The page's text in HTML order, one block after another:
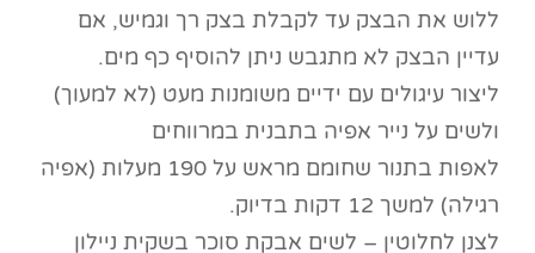
ללוש את הבצק עד לקבלת בצק רך וגמיש, אם
עדיין הבצק לא מתגבש ניתן להוסיף כף מים.
ליצור עיגולים עם ידיים משומנות מעט (לא למעוך)
ולשים על נייר אפיה בתבנית במרווחים
לאפות בתנור שחומם מראש על 190 מעלות (אפיה
רגילה) למשך 12 דקות בדיוק.
לצנן לחלוטין – לשים אבקת סוכר בשקית ניילון